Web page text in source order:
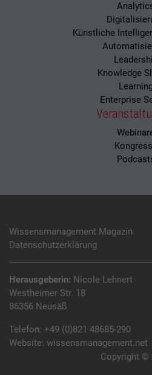
Künstliche
Knowledge
Enterprise
Wissensmanagement Magazin
Datenschutzerklärung
Herausgeberin: Nicole Lehnert
Westheimer Str. 18
86356 Neusäß
Telefon: +49 (0)821 48685-290
Website: wissensmanagement.net
Copyright ©